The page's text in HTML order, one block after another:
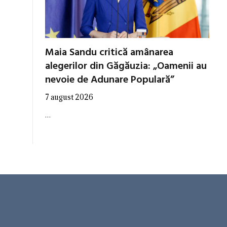
Maia Sandu critică amânarea
alegerilor din Găgăuzia: „Oamenii au
nevoie de Adunare Populară”
7 august 2026
…